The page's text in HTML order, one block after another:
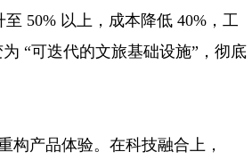
50% 以上，成本降低 40%，工
“可迭代的文旅基础设施”，彻底
构产品体验。在科技融合上，